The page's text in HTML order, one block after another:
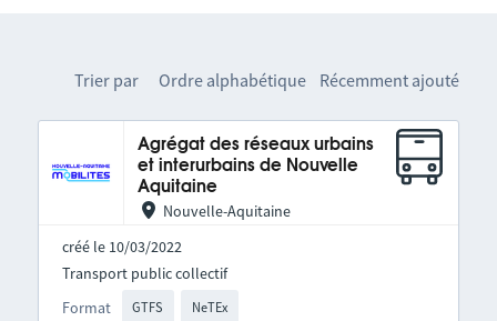
Trier par Ordre alphabétique Récemment ajouté
Agrégat des réseaux urbains
et interurbains de Nouvelle
Aquitaine
Nouvelle-Aquitaine
créé le 10/03/2022
Format GTFS NeTEx
Transport public collectif